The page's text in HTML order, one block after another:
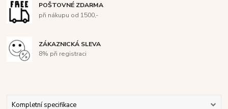
POŠTOVNÉ ZDARMA
při nákupu od 1500,-
ZÁKAZNICKÁ SLEVA
8% při registraci
Kompletní specifikace